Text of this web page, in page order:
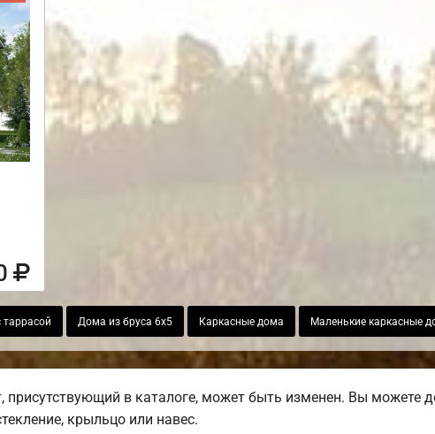
таррасой Дома из бруса 6х5 Каркасные дома Маленькие каркасные
в каталоге, может быть изменен. Вы можете
крыльцо или навес.